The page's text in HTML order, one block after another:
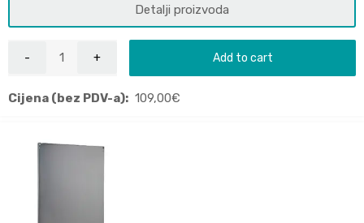
Detalji proizvoda
Add to cart
Cijena (bez PDV-a): 109,00€